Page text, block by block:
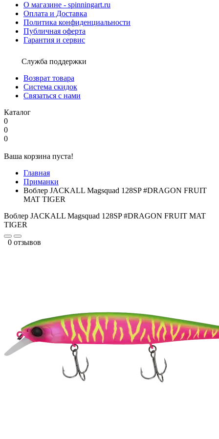
О магазине - spinningart.ru
Оплата и Доставка
Политика конфиденциальности
Публичная оферта
Гарантия и сервис
Служба поддержки
Возврат товара
Система скидок
Связаться с нами
Каталог
0
0
0
Ваша корзина пуста!
Главная
Приманки
Воблер JACKALL Magsquad 128SP #DRAGON FRUIT
MAT TIGER
Воблер JACKALL Magsquad 128SP #DRAGON FRUIT MAT
TIGER
0 отзывов